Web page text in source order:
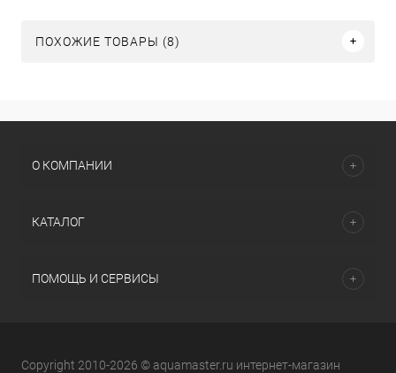
ПОХОЖИЕ ТОВАРЫ (8)
О КОМПАНИИ
КАТАЛОГ
ПОМОЩЬ И СЕРВИСЫ
Copyright 2010-2026 © aquamaster.ru интернет-магазин